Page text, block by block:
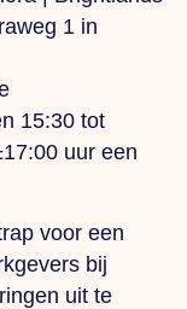
1 in
15:30 tot
uur een
voor een
bij
uit te